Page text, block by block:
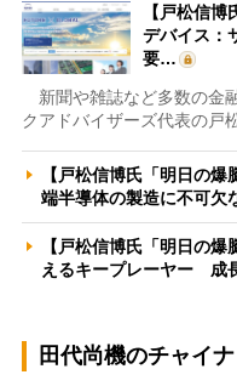
【戸松信
デバイス：
要…
新聞や雑誌など多数の金
クアドバイザーズ代表の戸
【戸松信博氏「明日の
端半導体の製造に不可欠
【戸松信博氏「明日の
えるキープレーヤー 成
田代尚機のチャイ